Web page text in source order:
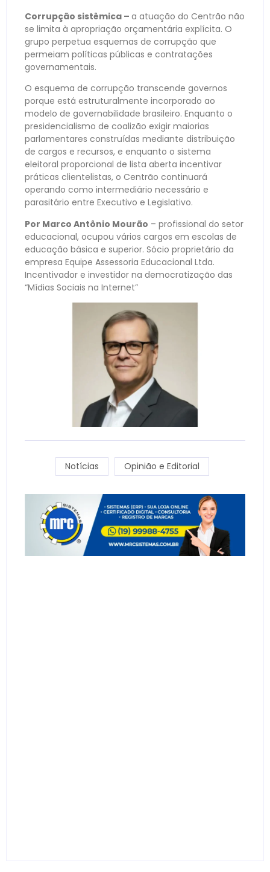
Corrupção sistêmica – a atuação do Centrão não
se limita à apropriação orçamentária explícita. O
grupo perpetua esquemas de corrupção que
permeiam políticas públicas e contratações
governamentais.
O esquema de corrupção transcende governos
porque está estruturalmente incorporado ao
modelo de governabilidade brasileiro. Enquanto o
presidencialismo de coalizão exigir maiorias
parlamentares construídas mediante distribuição
de cargos e recursos, e enquanto o sistema
eleitoral proporcional de lista aberta incentivar
práticas clientelistas, o Centrão continuará
operando como intermediário necessário e
parasitário entre Executivo e Legislativo.
Por Marco Antônio Mourão – profissional do setor
educacional, ocupou vários cargos em escolas de
educação básica e superior. Sócio proprietário da
empresa Equipe Assessoria Educacional Ltda.
Incentivador e investidor na democratização das
“Mídias Sociais na Internet”
Notícias Opinião e Editorial